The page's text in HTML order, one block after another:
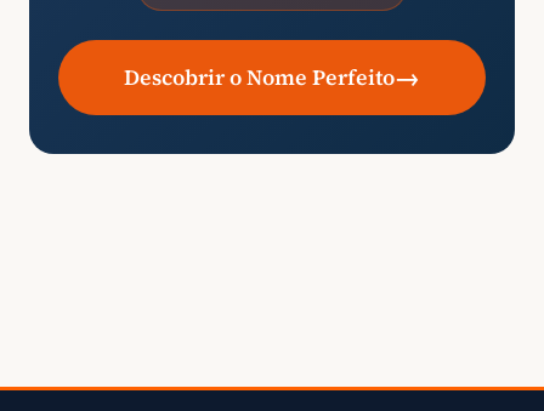
Descobrir o Nome Perfeito→